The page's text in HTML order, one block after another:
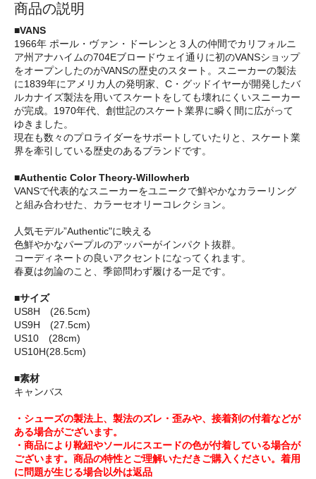
商品の説明
■VANS
1966年 ポール・ヴァン・ドーレンと３人の仲間でカリフォルニ
ア州アナハイムの704Eブロードウェイ通りに初のVANSショップ
をオープンしたのがVANSの歴史のスタート。スニーカーの製法
に1839年にアメリカ人の発明家、C・グッドイヤーが開発したバ
ルカナイズ製法を用いてスケートをしても壊れにくいスニーカー
が完成。1970年代、創世記のスケート業界に瞬く間に広がって
ゆきました。
現在も数々のプロライダーをサポートしていたりと、スケート業
界を牽引している歴史のあるブランドです。
■Authentic Color Theory‐Willowherb
VANSで代表的なスニーカーをユニークで鮮やかなカラーリング
と組み合わせた、カラーセオリーコレクション。
人気モデル”Authentic"に映える
色鮮やかなパープルのアッパーがインパクト抜群。
コーディネートの良いアクセントになってくれます。
春夏は勿論のこと、季節問わず履ける一足です。
■サイズ
US8H (26.5cm)
US9H (27.5cm)
US10 (28cm)
US10H(28.5cm)
■素材
キャンバス
・シューズの製法上、製法のズレ・歪みや、接着剤の付着などが
ある場合がございます。
・商品により靴紐やソールにスエードの色が付着している場合が
ございます。商品の特性とご理解いただきご購入ください。着用
に問題が生じる場合以外は返品